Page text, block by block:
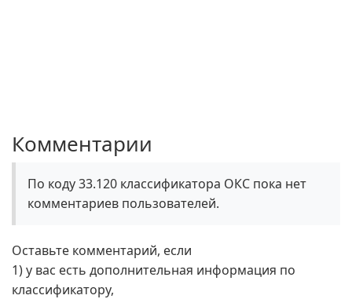
Комментарии
По коду 33.120 классификатора ОКС пока нет
комментариев пользователей.
Оставьте комментарий, если
1) у вас есть дополнительная информация по
классификатору,